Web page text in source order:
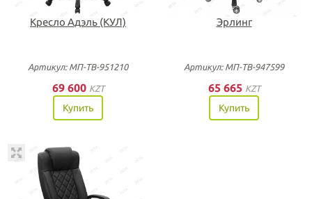
Кресло Адэль (КУЛ)
Артикул: МП-ТВ-951210
69 600 KZT
Купить
Эрлинг
Артикул: МП-ТВ-947599
65 665 KZT
Купить